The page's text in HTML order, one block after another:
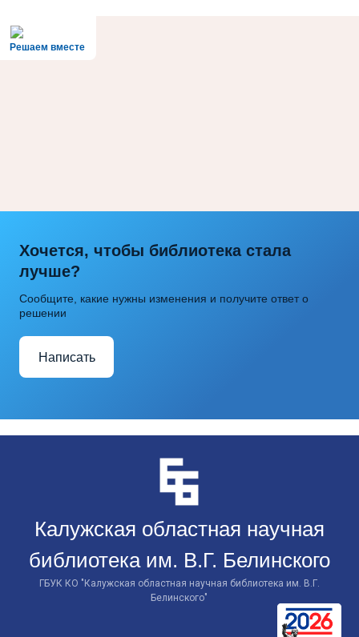
Решаем вместе
Хочется, чтобы библиотека стала
лучше?
Сообщите, какие нужны изменения и получите ответ о
решении
Написать
Калужская областная научная
библиотека им. В.Г. Белинского
ГБУК КО "Калужская областная научная библиотека им. В.Г.
Белинского"